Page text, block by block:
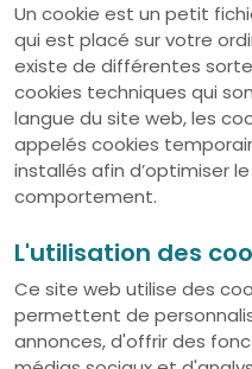
Un cookie est un petit
qui est placé sur votre
existe de différentes
cookies techniques qui
langue du site web, les
appelés cookies
installés afin d’optimiser
comportement.
L'utilisation des
Ce site web utilise des
permettent de
annonces, d'offrir des